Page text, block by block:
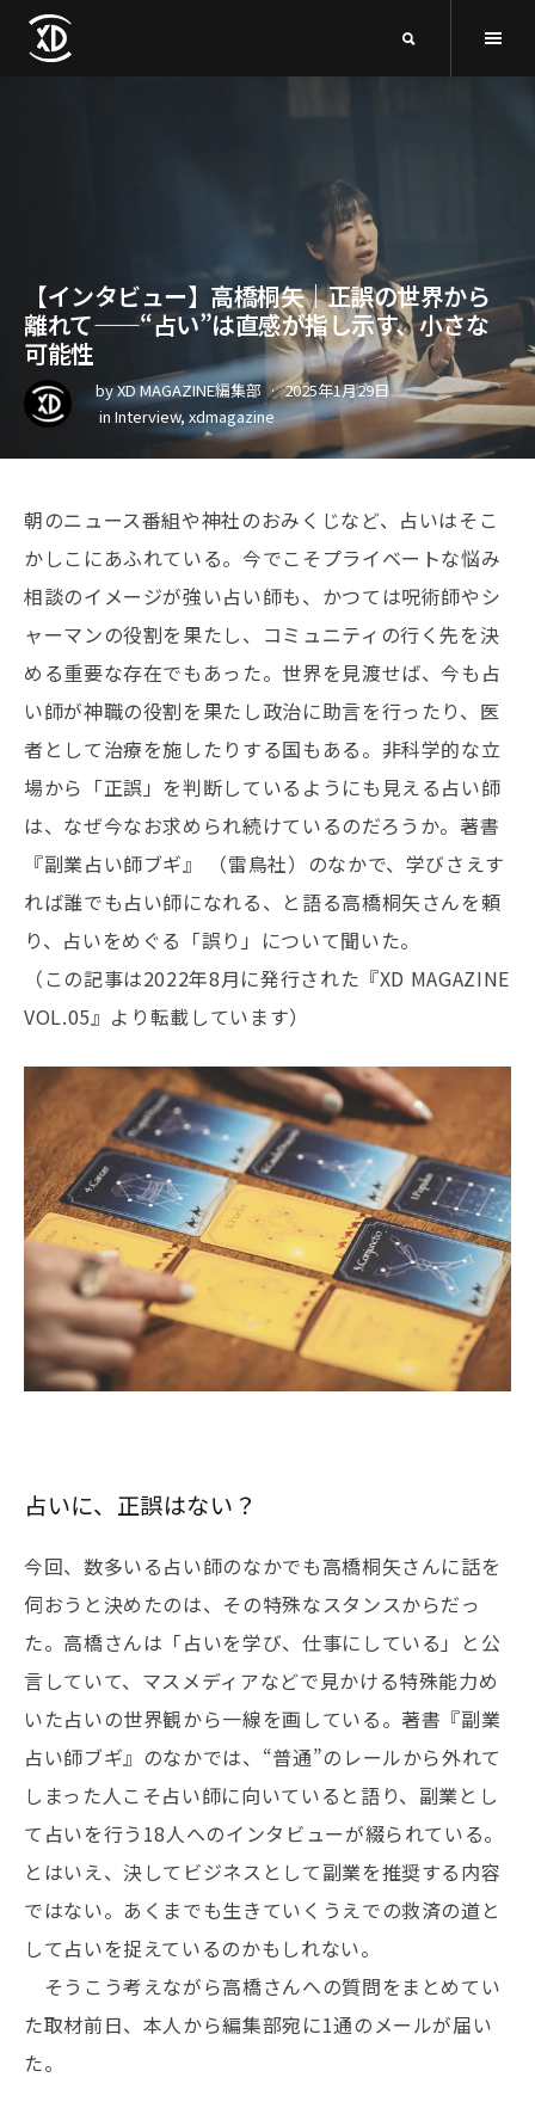
【インタビュー】高橋桐矢｜正誤の世界から
離れて——“占い”は直感が指し示す、小さな
可能性
byXD MAGAZINE編集部
2025年1月29日
in Interview, xdmagazine
朝のニュース番組や神社のおみくじなど、占いはそこ
かしこにあふれている。今でこそプライベートな悩み
相談のイメージが強い占い師も、かつては呪術師やシ
ャーマンの役割を果たし、コミュニティの行く先を決
める重要な存在でもあった。世界を見渡せば、今も占
い師が神職の役割を果たし政治に助言を行ったり、医
者として治療を施したりする国もある。非科学的な立
場から「正誤」を判断しているようにも見える占い師
は、なぜ今なお求められ続けているのだろうか。著書
『副業占い師ブギ』 （雷鳥社）のなかで、学びさえす
れば誰でも占い師になれる、と語る高橋桐矢さんを頼
り、占いをめぐる「誤り」について聞いた。
（この記事は2022年8月に発行された『XD MAGAZINE
VOL.05』より転載しています）
占いに、正誤はない？
今回、数多いる占い師のなかでも高橋桐矢さんに話を
伺おうと決めたのは、その特殊なスタンスからだっ
た。高橋さんは「占いを学び、仕事にしている」と公
言していて、マスメディアなどで見かける特殊能力め
いた占いの世界観から一線を画している。著書『副業
占い師ブギ』のなかでは、“普通”のレールから外れて
しまった人こそ占い師に向いていると語り、副業とし
て占いを行う18人へのインタビューが綴られている。
とはいえ、決してビジネスとして副業を推奨する内容
ではない。あくまでも生きていくうえでの救済の道と
して占いを捉えているのかもしれない。
そうこう考えながら高橋さんへの質問をまとめてい
た取材前日、本人から編集部宛に1通のメールが届い
た。